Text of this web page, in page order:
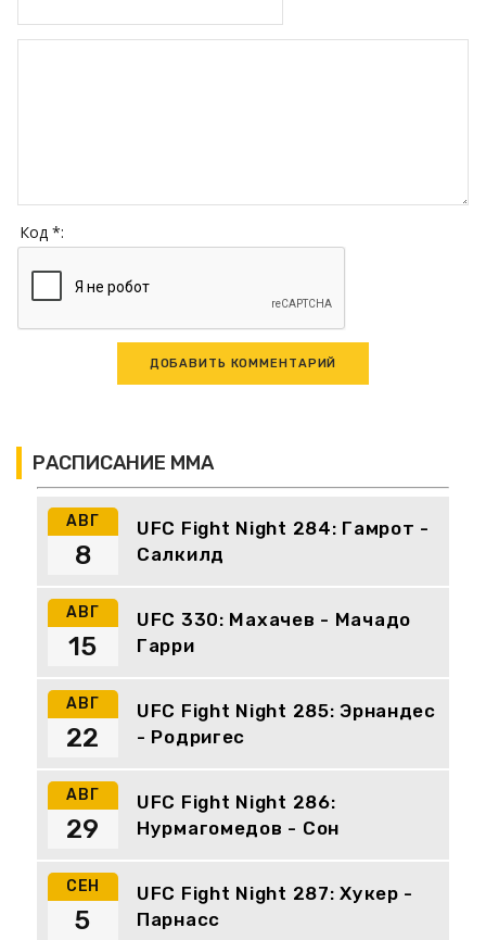
РАСПИСАНИЕ ММА
АВГ
UFC Fight Night 284: Гамрот -
Салкилд
8
АВГ
UFC 330: Махачев - Мачадо
Гарри
15
АВГ
UFC Fight Night 285: Эрнандес
- Родригес
22
АВГ
UFC Fight Night 286:
Нурмагомедов - Сон
29
СЕН
UFC Fight Night 287: Хукер -
Парнасс
5
Код *: